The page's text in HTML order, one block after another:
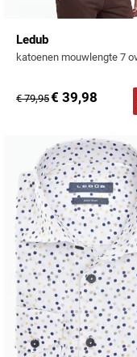
Ledub
€ 79,95€ 39,98